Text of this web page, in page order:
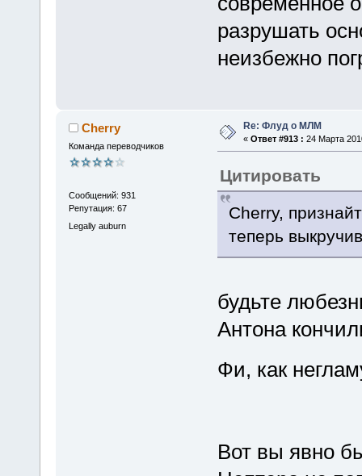
разрушать
неизбежно
Cherry
Команда переводчиков
Сообщений: 931
Репутация: 67
Legally auburn
Re: Флуд о МЛМ
« Ответ #913 : 24 Марта
Цитировать
Cherry,
теперь
будьте
Антона
Фи, как
Вот вы явно